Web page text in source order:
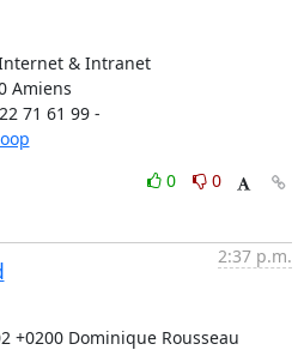
& Intranet
Amiens
0
0
2:37 p.m.
+0200 Dominique Rousseau